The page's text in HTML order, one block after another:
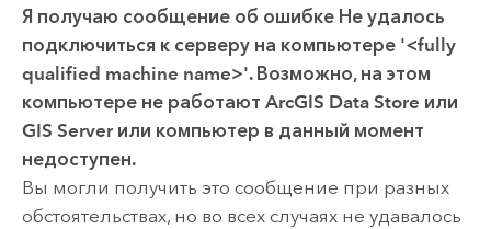
Я получаю сообщение об ошибке Не удалось
подключиться к серверу на компьютере '<fully
qualified machine name>'. Возможно, на этом
компьютере не работают ArcGIS Data Store или
GIS Server или компьютер в данный момент
недоступен.
Вы могли получить это сообщение при разных
обстоятельствах, но во всех случаях не удавалось